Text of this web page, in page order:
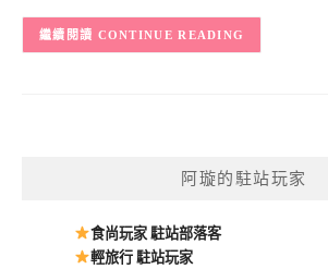
CONTINUE READING
阿璇的駐站玩家
食尚玩家 駐站部落客
輕旅行 駐站玩家